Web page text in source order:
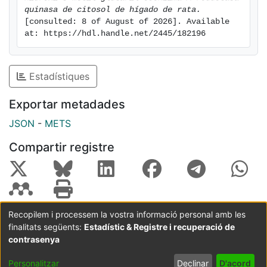
enzima
y obtener anticuerpos contra el mismo que harán
posible estudios "in vivo" de la actividad reguladora
de la Reductasa quinasa.
quinasa de citosol de hígado de rata.
[consulted: 8 of August of 2026]. Available
at: https://hdl.handle.net/2445/182196
Estadístiques
Exportar metadades
JSON - METS
Compartir registre
Coordinació:CRAI UB Avís legal
Metadades
subjectes a:
Configuració
Recopilem i processem la vostra informació personal amb les
finalitats següents: Estadístic & Registre i recuperació de
contrasenya
Personalitzar Declinar D'acord